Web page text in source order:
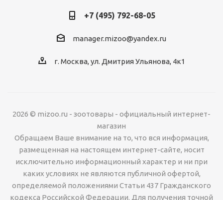
+7 (495) 792-68-05
manager.mizoo@yandex.ru
г. Москва, ул. Дмитрия Ульянова, 4к1
2026 © mizoo.ru - зоотовары - официальный интернет-
магазин
Обращаем Ваше внимание на то, что вся информация,
размещенная на настоящем интернет-сайте, носит
исключительно информационный характер и ни при
каких условиях не являются публичной офертой,
определяемой положениями Статьи 437 Гражданского
кодекса Российской Федерации. Для получения точной